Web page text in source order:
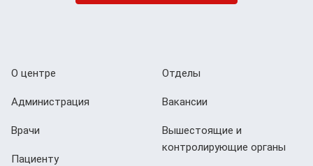
О центре
Администрация
Врачи
Пациенту
Отделы
Вакансии
Вышестоящие и
контролирующие органы